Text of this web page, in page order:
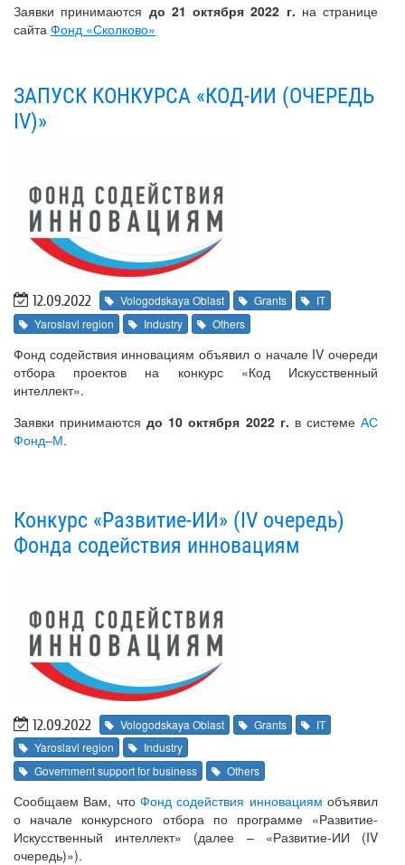
Заявки принимаются до 21 октября 2022 г. на странице
сайта Фонд «Сколково»
ЗАПУСК КОНКУРСА «КОД-ИИ (ОЧЕРЕДЬ
IV)»
12.09.2022 Vologodskaya Oblast Grants
IT
Yaroslavl region
Industry Others
Фонд содействия инновациям объявил о начале IV очереди
отбора проектов на конкурс «Код Искусственный
интеллект».
Заявки принимаютсядо 10 октября 2022 г. в системеАС
Фонд–М.
Конкурс «Развитие-ИИ» (IV очередь)
Фонда содействия инновациям
12.09.2022 Vologodskaya Oblast Grants
IT
Yaroslavl region
Industry
Government support for business
Others
Сообщаем Вам, что Фонд содействия инновациям объявил
о начале конкурсного отбора по программе «Развитие-
Искусственный интеллект» (далее – «Развитие-ИИ (IV
очередь)»).